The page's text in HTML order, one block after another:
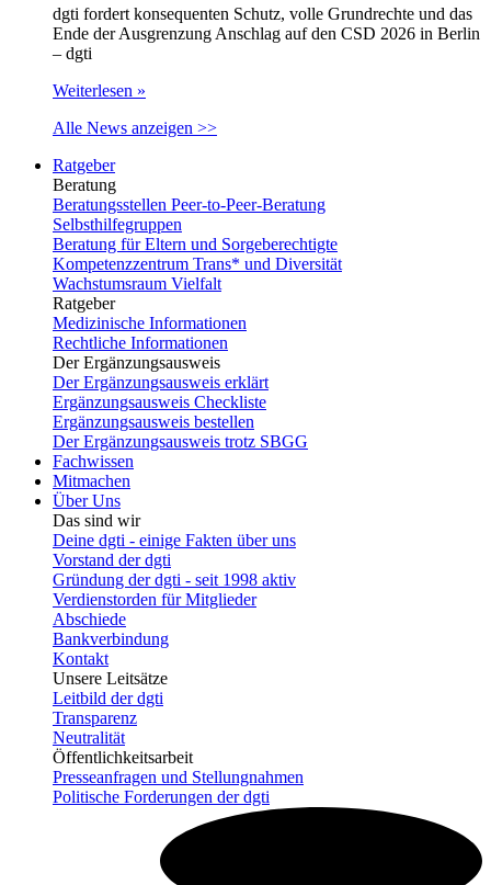
dgti fordert konsequenten Schutz, volle Grundrechte und das
Ende der Ausgrenzung Anschlag auf den CSD 2026 in Berlin
– dgti
Weiterlesen »
Alle News anzeigen >>
Ratgeber
Beratung
Beratungsstellen Peer-to-Peer-Beratung
Selbsthilfegruppen
Beratung für Eltern und Sorgeberechtigte
Kompetenzzentrum Trans* und Diversität
Wachstumsraum Vielfalt
Ratgeber
Medizinische Informationen
Rechtliche Informationen
Der Ergänzungsausweis
Der Ergänzungsausweis erklärt
Ergänzungsausweis Checkliste
Ergänzungsausweis bestellen
Der Ergänzungsausweis trotz SBGG
Fachwissen
Mitmachen
Über Uns
Das sind wir
Deine dgti - einige Fakten über uns
Vorstand der dgti
Gründung der dgti - seit 1998 aktiv
Verdienstorden für Mitglieder
Abschiede
Bankverbindung
Kontakt
Unsere Leitsätze
Leitbild der dgti
Transparenz
Neutralität
Öffentlichkeitsarbeit
Presseanfragen und Stellungnahmen
Politische Forderungen der dgti